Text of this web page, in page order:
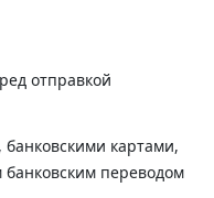
отправкой
картами,
переводом